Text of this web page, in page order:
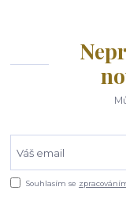
Souhlasím se